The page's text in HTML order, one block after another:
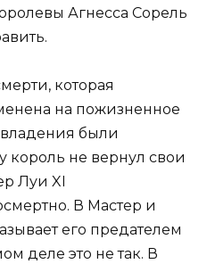
Агнесса Сорель
которая
на пожизненное
были
король не вернул свои
Луи XI
В Мастер и
его предателем
деле это не так. В